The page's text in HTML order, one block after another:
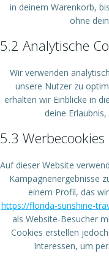
in deinem Warenkorb,
ohne
5.2 Analytische
Wir verwenden
unsere Nutzer zu
erhalten wir Einblicke in
deine
5.3 Werbecookies
Auf dieser Website
Kampagnenergebnisse
einem Profil, das
https://florida-sunshine-
als Website-Besucher
Cookies erstellen
Interessen, um